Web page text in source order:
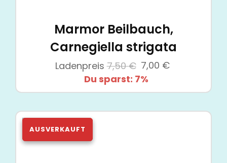
Marmor Beilbauch,
Carnegiella strigata
Ladenpreis 7,50€ Ursprünglicher
Preis
war:
7,00 €
ist:
Du sparst: 7%